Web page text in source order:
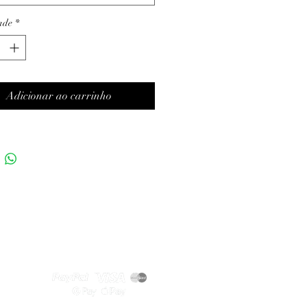
*
Adicionar ao carrinho